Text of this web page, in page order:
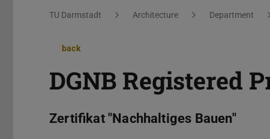
You are here:
TU Darmstadt Architecture Department
back
DGNB Registered
Zertifikat "Nachhaltiges Bauen"